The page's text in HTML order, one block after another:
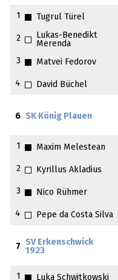
1 Tugrul Türel
2
Lukas-Benedikt
Merenda
3
Matvei Fedorov
4 David Büchel
6 SK König Plauen
1 Maxim Melestean
2 Kyrillus Akladius
3 Nico Rühmer
4 Pepe da Costa Silva
7
SV Erkenschwick
1923
1 Luka Schwitkowski